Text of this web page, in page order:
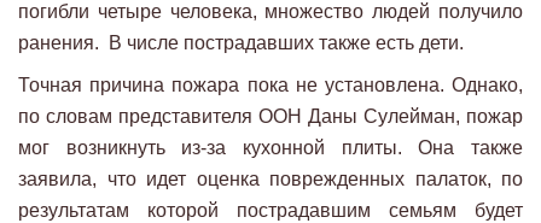
погибли четыре человека, множество людей получило
ранения. В числе пострадавших также есть дети.
Точная причина пожара пока не установлена. Однако,
по словам представителя ООН Даны Сулейман, пожар
мог возникнуть из-за кухонной плиты. Она также
заявила, что идет оценка поврежденных палаток, по
результатам которой пострадавшим семьям будет